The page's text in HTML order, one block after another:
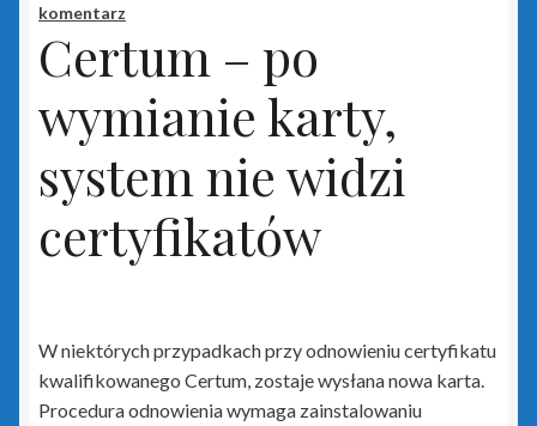
Gestor Nexo Pro
Gratyfikant Nexo
Gratyfikant Nexo Pro
Lekarz Plus
Rachmistrz Nexo
komentarz
Certum – po
wymianie karty,
system nie widzi
certyfikatów
W niektórych przypadkach przy odnowieniu certyfikatu
kwalifikowanego Certum, zostaje wysłana nowa karta.
Procedura odnowienia wymaga zainstalowaniu